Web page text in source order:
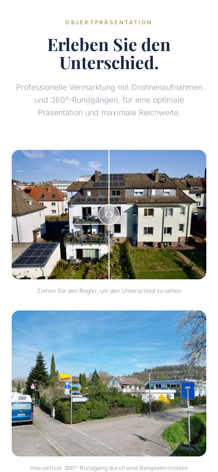
OBJEKTPRÄSENTATION
Erleben Sie den
Unterschied.
Professionelle Vermarktung mit Drohnenaufnahmen
und 360°-Rundgängen, für eine optimale
Präsentation und maximale Reichweite.
Ziehen Sie den Regler, um den Unterschied zu sehen
Interaktiver 360°-Rundgang durch eine Beispielimmobilie